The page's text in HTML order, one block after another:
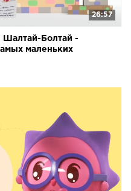
26:57
Болтай -
маленьких